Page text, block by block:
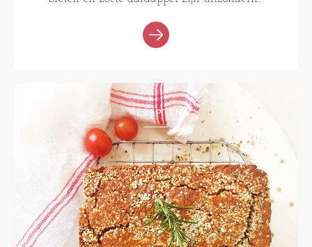
RECEPTEN